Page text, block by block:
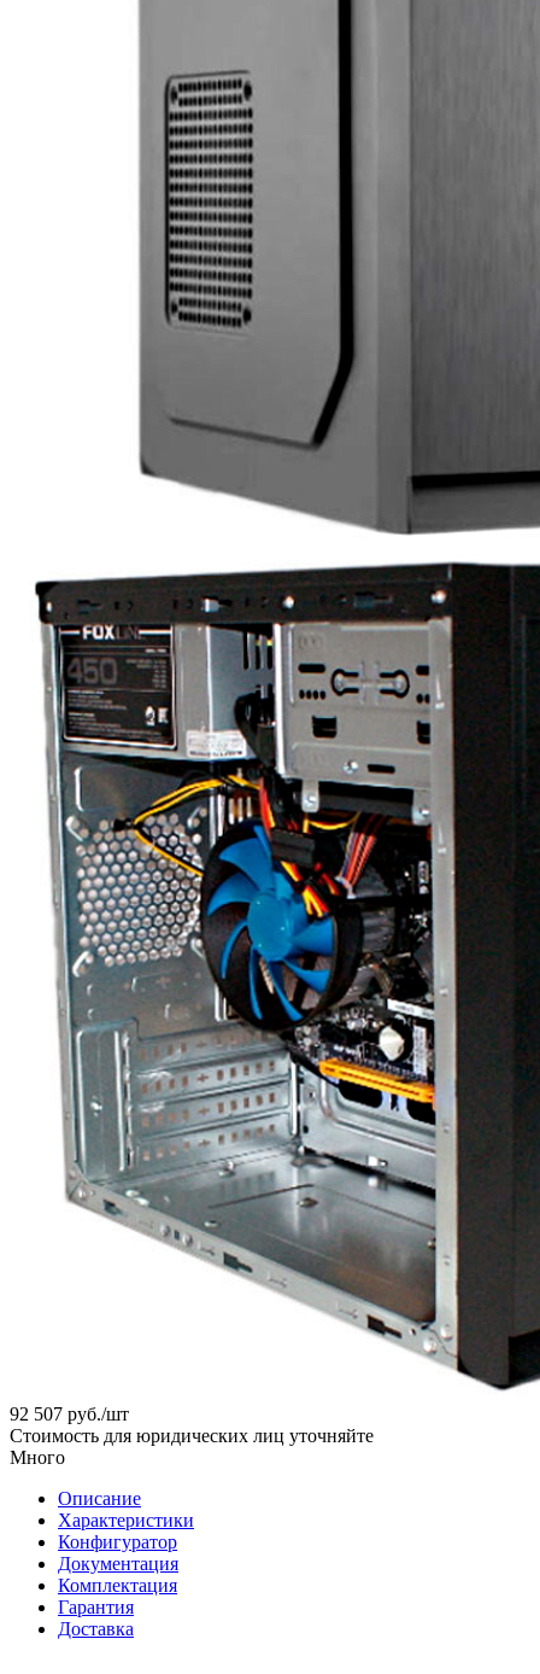
92 507 руб./шт
Стоимость для юридических лиц уточняйте
Много
Описание
Характеристики
Конфигуратор
Документация
Комплектация
Гарантия
Доставка